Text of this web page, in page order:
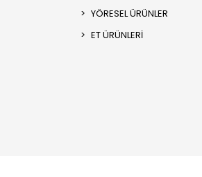
YÖRESEL ÜRÜNLER
ET ÜRÜNLERİ